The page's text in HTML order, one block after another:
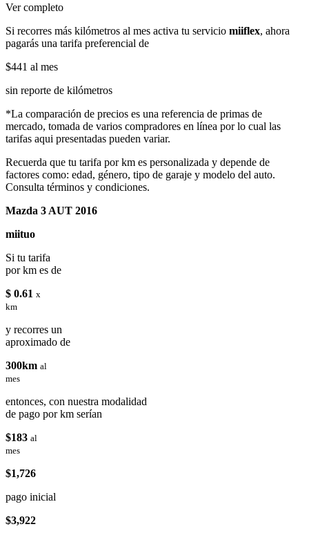
Ver completo
Si recorres más kilómetros al mes activa tu servicio miiflex, ahora
pagarás una tarifa preferencial de
$441 al mes
sin reporte de kilómetros
*La comparación de precios es una referencia de primas de
mercado, tomada de varios compradores en línea por lo cual las
tarifas aqui presentadas pueden variar.
Recuerda que tu tarifa por km es personalizada y depende de
factores como: edad, género, tipo de garaje y modelo del auto.
Consulta términos y condiciones.
Mazda 3 AUT 2016
miituo
Si tu tarifa
por km es de
$ 0.61 x
km
y recorres un
aproximado de
300km al
mes
entonces, con nuestra modalidad
de pago por km serían
$183 al
mes
$1,726
pago inicial
$3,922